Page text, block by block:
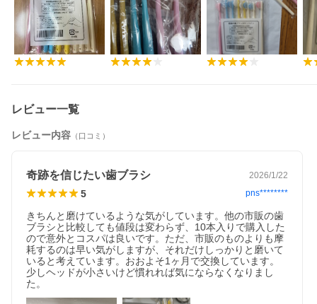
レビュー一覧
レビュー内容 （口コミ）
奇跡を信じたい歯ブラシ 2026/1/22
5 pns********
きちんと磨けているような気がしています。他の市販の歯
ブラシと比較しても値段は変わらず、10本入りで購入した
ので意外とコスパは良いです。ただ、市販のものよりも摩
耗するのは早い気がしますが、それだけしっかりと磨いて
いると考えています。おおよそ1ヶ月で交換しています。
少しヘッドが小さいけど慣れれば気にならなくなりまし
た。